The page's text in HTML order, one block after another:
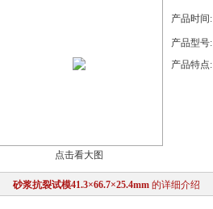
点击看大图
产品时间:
产品型号:
产品特点:
砂浆抗裂试模41.3×66.7×25.4mm 的详细介绍